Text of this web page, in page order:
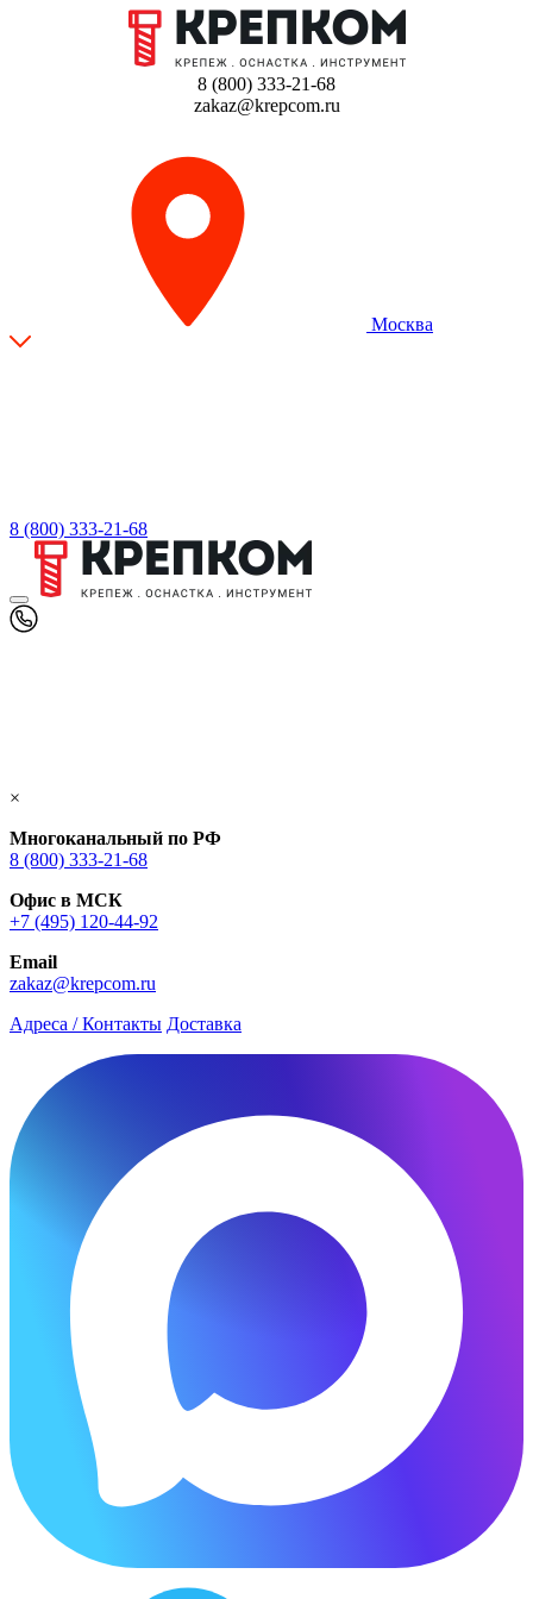
8 (800) 333-21-68
zakaz@krepcom.ru
Москва
8 (800) 333-21-68
×
Многоканальный по РФ
8 (800) 333‑21-68
Офис в МСК
+7 (495) 120-44-92
Email
zakaz@krepcom.ru
Адреса / Контакты Доставка